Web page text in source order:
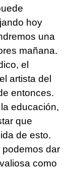
hoy
una
mañana.
el
artista del
entonces.
educación,
que
de esto.
dar
como